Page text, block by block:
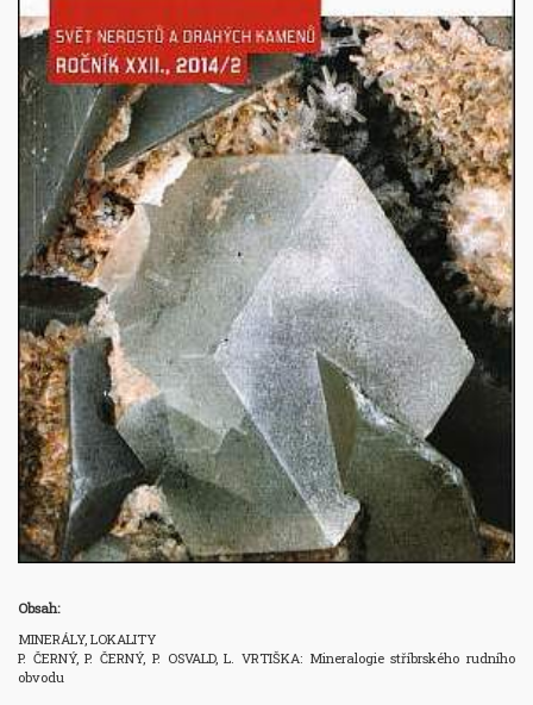
Obsah:
MINERÁLY, LOKALITY
P. ČERNÝ, P. ČERNÝ, P. OSVALD, L. VRTIŠKA: Mineralogie stříbrského rudního
obvodu